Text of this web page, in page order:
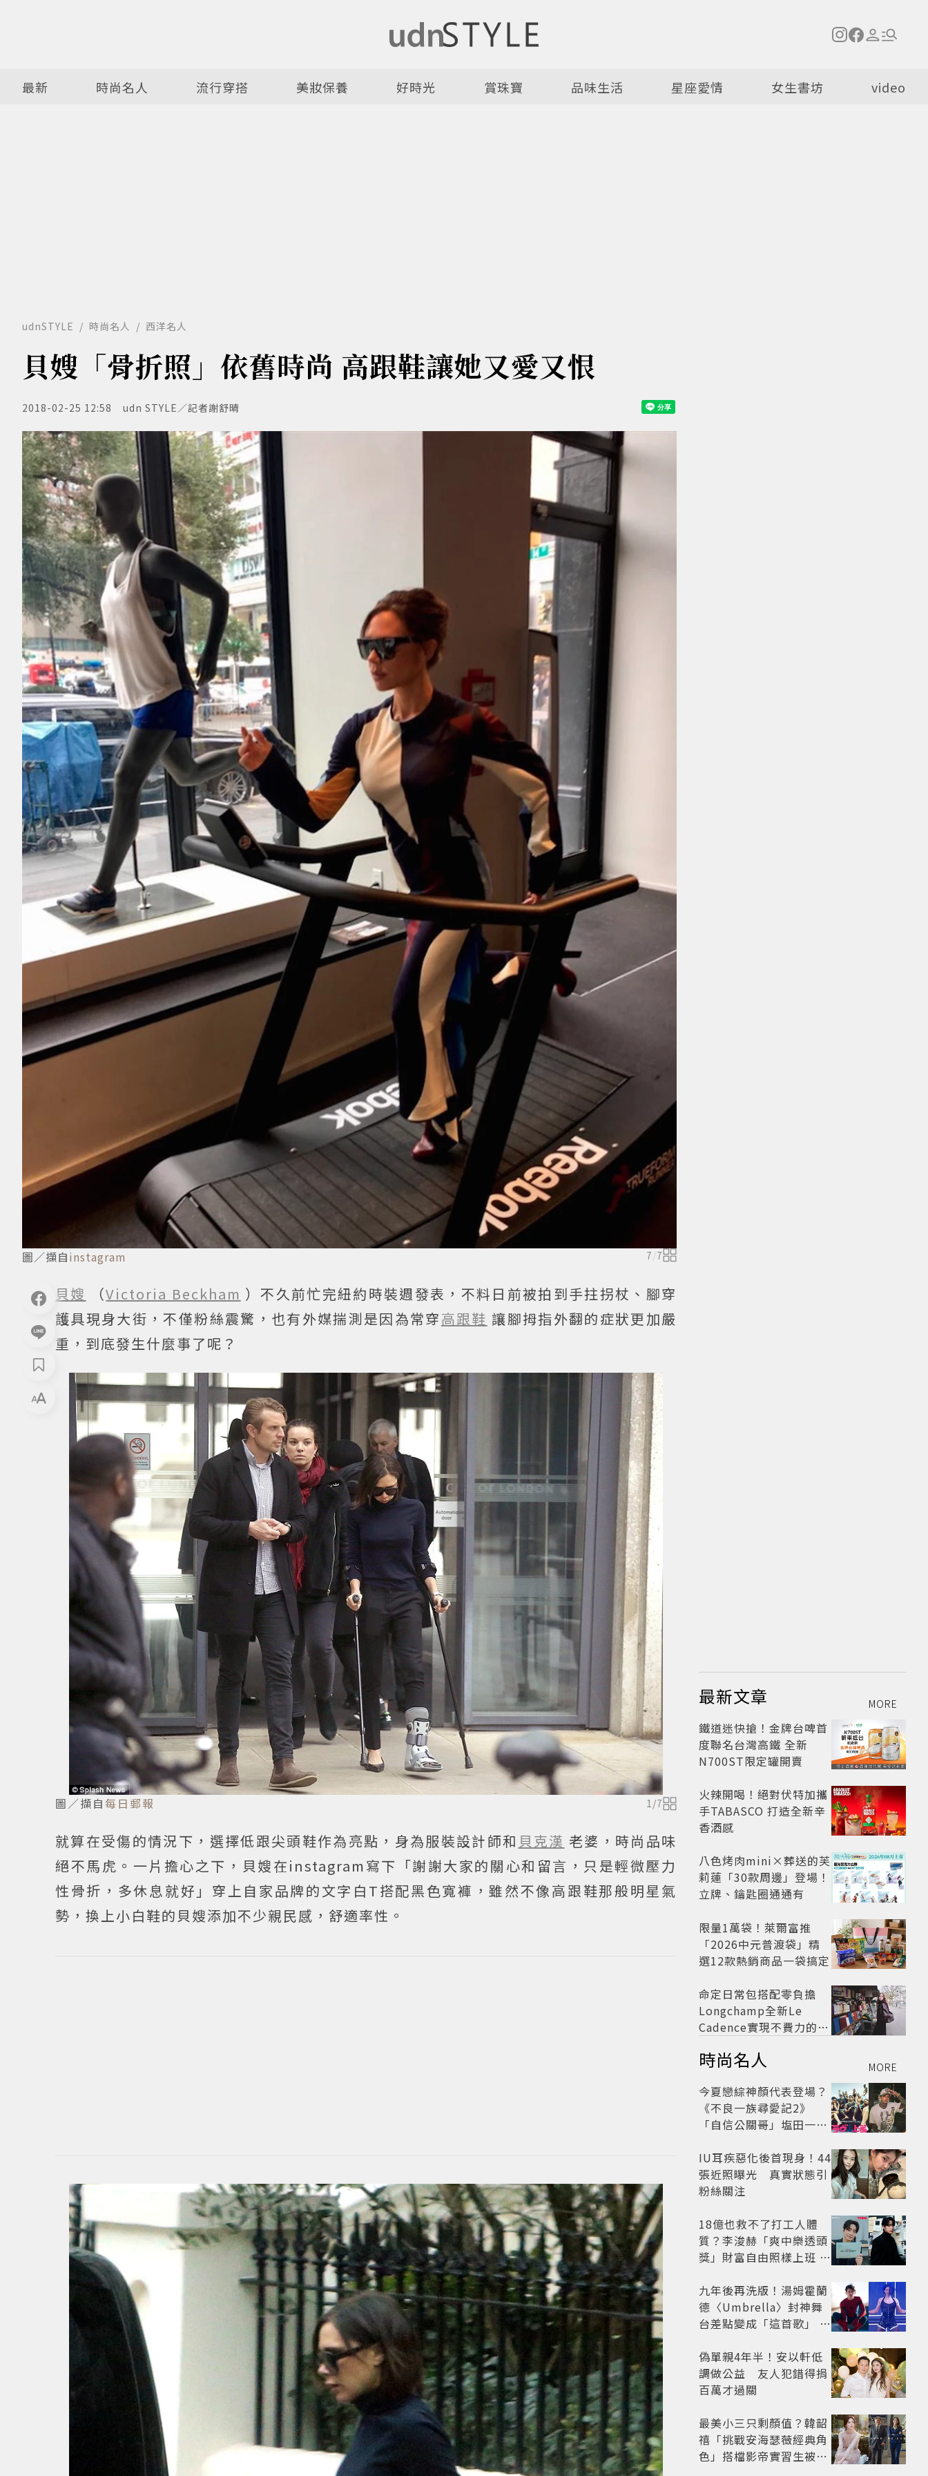
最新 時尚名人 流行穿搭 美妝保養 好時光 賞珠寶 品味生活 星座愛情 女生書坊 video
udnSTYLE 時尚名人 西洋名人
貝嫂「骨折照」依舊時尚 高跟鞋讓她又愛又恨
2018-02-25 12:58 udn STYLE／記者謝舒晴
圖／擷自instagram 7 /7
貝嫂 （Victoria Beckham ）不久前忙完紐約時裝週發表，不料日前被拍到手拄拐杖、腳穿
護具現身大街，不僅粉絲震驚，也有外媒揣測是因為常穿高跟鞋 讓腳拇指外翻的症狀更加嚴
重，到底發生什麼事了呢？
圖／擷自每日郵報 1/7
就算在受傷的情況下，選擇低跟尖頭鞋作為亮點，身為服裝設計師和 貝克漢 老婆，時尚品味
絕不馬虎。一片擔心之下，貝嫂在instagram寫下「謝謝大家的關心和留言，只是輕微壓力
性骨折，多休息就好」穿上自家品牌的文字白T搭配黑色寬褲，雖然不像高跟鞋那般明星氣
勢，換上小白鞋的貝嫂添加不少親民感，舒適率性。
最新文章 MORE
鐵道迷快搶！金牌台啤首
度聯名台灣高鐵 全新
N700ST限定罐開賣
火辣開喝！絕對伏特加攜
手TABASCO 打造全新辛
香酒感
八色烤肉mini×葬送的芙
莉蓮「30款周邊」登場！
立牌、鑰匙圈通通有
限量1萬袋！萊爾富推
「2026中元普渡袋」精
選12款熱銷商品一袋搞定
命定日常包搭配零負擔
Longchamp全新Le
Cadence實現不費力的從
時尚名人 MORE
今夏戀綜神顏代表登場？
《不良一族尋愛記2》
「自信公關哥」塩田一馬
老闆
IU耳疾惡化後首現身！44
張近照曝光 真實狀態引
粉絲關注
18億也救不了打工人體
質？李浚赫「爽中樂透頭
獎」財富自由照樣上班 西
九年後再洗版！湯姆霍蘭
德〈Umbrella〉封神舞
台差點變成「這首歌」 造
開
偽單親4年半！安以軒低
調做公益 友人犯錯得捐
百萬才過關
最美小三只剩顏值？韓韶
禧「挑戰安海瑟薇經典角
色」搭檔影帝實習生被